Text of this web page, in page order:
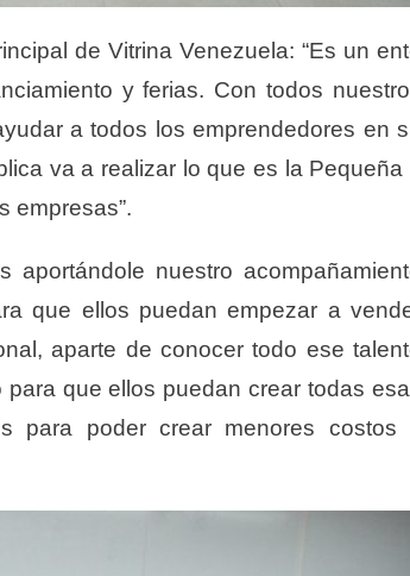
de Vitrina Venezuela: “Es un
y ferias. Con todos
a todos los emprendedores en
va a realizar lo que es la Pequeña
empresas”.
aportándole nuestro
que ellos puedan empezar a
aparte de conocer todo ese
que ellos puedan crear todas
para poder crear menores costos